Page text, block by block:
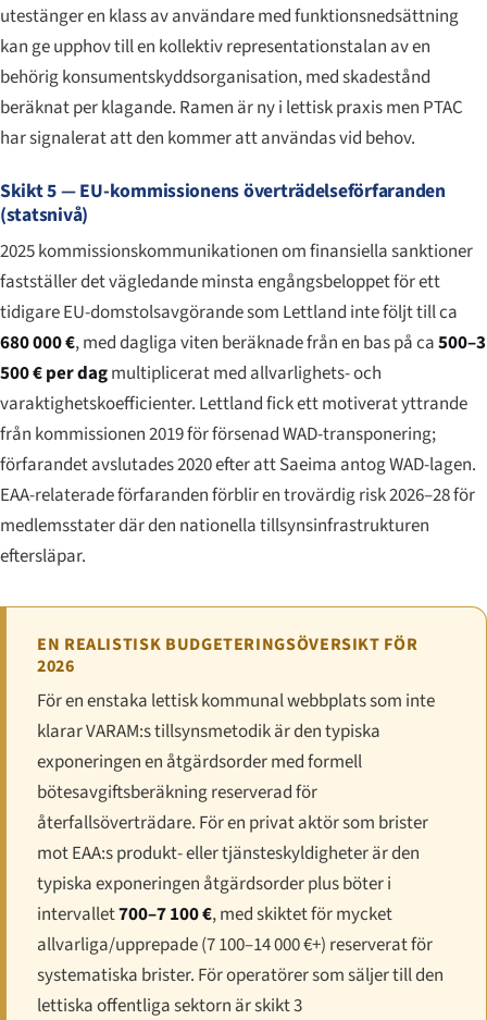
utestänger en klass av användare med funktionsnedsättning
kan ge upphov till en kollektiv representationstalan av en
behörig konsumentskyddsorganisation, med skadestånd
beräknat per klagande. Ramen är ny i lettisk praxis men PTAC
har signalerat att den kommer att användas vid behov.
Skikt 5 — EU-kommissionens överträdelseförfaranden
(statsnivå)
2025 kommissionskommunikationen om finansiella sanktioner
fastställer det vägledande minsta engångsbeloppet för ett
tidigare EU-domstolsavgörande som Lettland inte följt till ca
680 000 €, med dagliga viten beräknade från en bas på ca500–3
500 € per dagmultiplicerat med allvarlighets- och
varaktighetskoefficienter. Lettland fick ett motiverat yttrande
från kommissionen 2019 för försenad WAD-transponering;
förfarandet avslutades 2020 efter att Saeima antog WAD-lagen.
EAA-relaterade förfaranden förblir en trovärdig risk 2026–28 för
medlemsstater där den nationella tillsynsinfrastrukturen
eftersläpar.
EN REALISTISK BUDGETERINGSÖVERSIKT FÖR
2026
För en enstaka lettisk kommunal webbplats som inte
klarar VARAM:s tillsynsmetodik är den typiska
exponeringen en åtgärdsorder med formell
bötesavgiftsberäkning reserverad för
återfallsöverträdare. För en privat aktör som brister
mot EAA:s produkt- eller tjänsteskyldigheter är den
typiska exponeringen åtgärdsorder plus böter i
intervallet700–7 100 €, med skiktet för mycket
allvarliga/upprepade (7 100–14 000 €+) reserverat för
systematiska brister. För operatörer som säljer till den
lettiska offentliga sektorn är skikt 3